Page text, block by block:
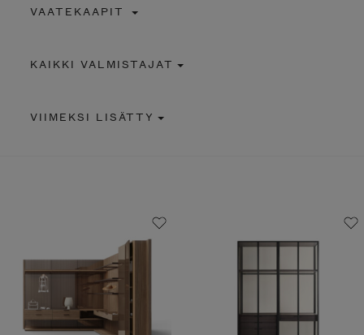
VAATEKAAPIT
KAIKKI VALMISTAJAT
VIIMEKSI LISÄTTY